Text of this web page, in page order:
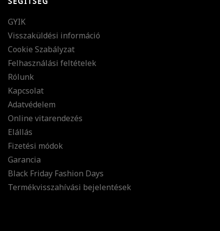
különleges ajánlatainkat és stílustippjeinket!
GYIK
Visszaküldési információ
Cookie Szabályzat
Felhasználási feltételek
Rólunk
Kapcsolat
Adatvédelem
Online vitarendezés
Elállás
Fizetési módok
Garancia
Black Friday Fashion Days
Termékvisszahívási bejelentések